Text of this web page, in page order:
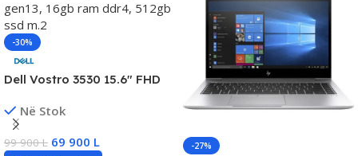
-30%
Dell Vostro 3530 15.6″ FHD
Gen13, 16GB DDR4, 512GB
SSD NVMe, Iris Xe Graphics,
New
Në Stok
99 900L 69 900 L -27%